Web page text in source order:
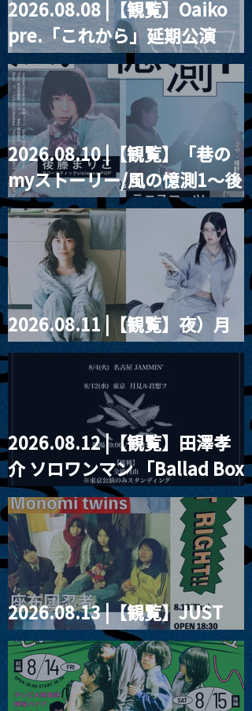
2026.08.08 |【観覧】Oaiko
pre.「これから」延期公演
Blurred City Lights × 17歳
とベルリンの壁
2026.08.10 |【観覧】「巷の
myストーリー/風の憶測1～後
藤まりこアコースティック
violence POPとテニスコー
ツ」
2026.08.11 |【観覧】夜）月
見ル君想フpre. Sugar Shock
2026.08.12 |【観覧】田澤孝
介 ソロワンマン 「Ballad Box
2026」
2026.08.13 |【観覧】JUST
RIGHT!! vol.26